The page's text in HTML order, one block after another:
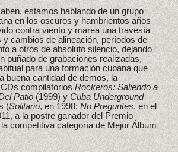
estamos hablando de un grupo
en los oscuros y hambrientos años
contra viento y marea una travesía
y cambios de alineación, períodos de
a otros de absoluto silencio, dejando
puñado de grabaciones realizadas,
para una formación cubana que
buena cantidad de demos, la
compilatorios Rockeros: Saliendo a
Patio(1999) yCuba Underground
(Solitario, en 1998;No Preguntes, en el
a la postre ganador del Premio
competitiva categoría de Mejor Álbum